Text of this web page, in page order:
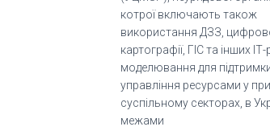
котрої включають також
використання ДЗЗ,
картографії, ГІС та інших ІТ-
моделювання для
управління ресурсами у
суспільному секторах, в
межами